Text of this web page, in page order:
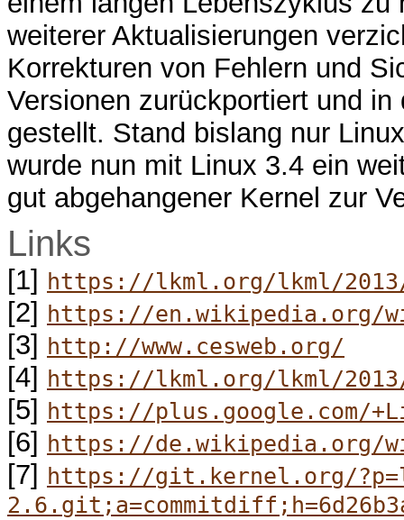
weiterer Aktualisierungen
Korrekturen von Fehlern und
Versionen zurückportiert und
gestellt. Stand bislang nur
wurde nun mit Linux 3.4 ein
gut abgehangener Kernel zur
Links
[1] https://lkml.org/lkml/
[2] https://en.wikipedia.org/
[3] http://www.cesweb.org/
[4] https://lkml.org/lkml/
[5] https://plus.google.com/
[6] https://de.wikipedia.org/
[7] https://git.kernel.org/